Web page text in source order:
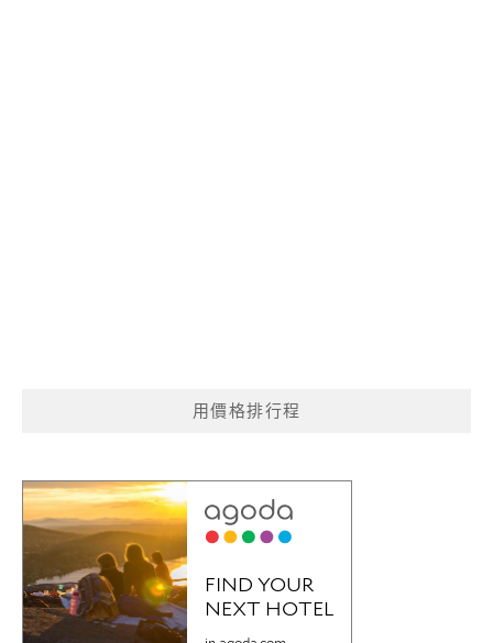
用價格排行程